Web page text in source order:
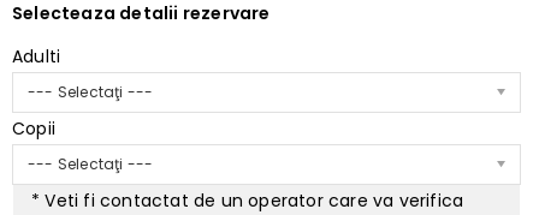
Selecteaza detalii rezervare
Adulti
--- Selectaţi ---
Copii
--- Selectaţi ---
* Veti fi contactat de un operator care va verifica